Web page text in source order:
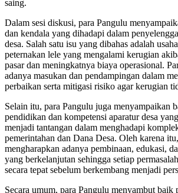
saing.
Dalam sesi diskusi, para Pangulu
dan kendala yang dihadapi dalam
desa. Salah satu isu yang dibahas adalah
peternakan lele yang mengalami kerugian
pasar dan meningkatnya biaya operasional.
adanya masukan dan pendampingan dalam
perbaikan serta mitigasi risiko agar kerugian
Selain itu, para Pangulu juga menyampaikan
pendidikan dan kompetensi aparatur desa
menjadi tantangan dalam menghadapi
pemerintahan dan Dana Desa. Oleh karena
mengharapkan adanya pembinaan, edukasi,
yang berkelanjutan sehingga setiap
secara tepat sebelum berkembang menjadi
Secara umum, para Pangulu menyambut baik